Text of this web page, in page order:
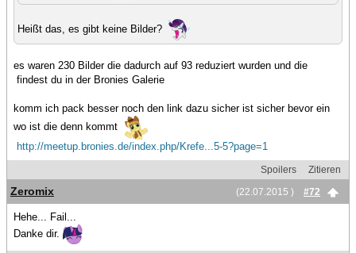
Heißt das, es gibt keine Bilder?
es waren 230 Bilder die dadurch auf 93 reduziert wurden und die
findest du in der Bronies Galerie
komm ich pack besser noch den link dazu sicher ist sicher bevor ein
wo ist die denn kommt
http://meetup.bronies.de/index.php/Krefe...5-5?page=1
Spoilers
Zitieren
(22.07.2015 )
#72
Zeromix
Hehe... Fail...
Danke dir.